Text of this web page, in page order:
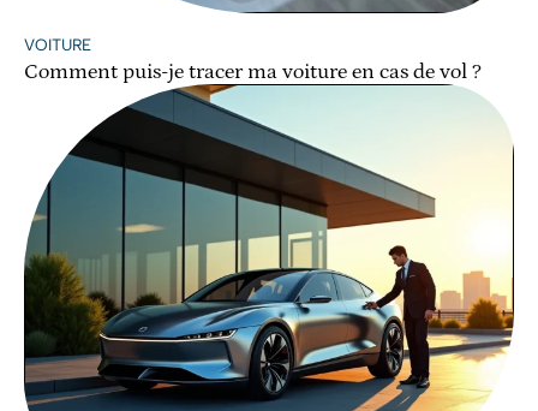
VOITURE
Comment puis-je tracer ma voiture en cas de vol ?